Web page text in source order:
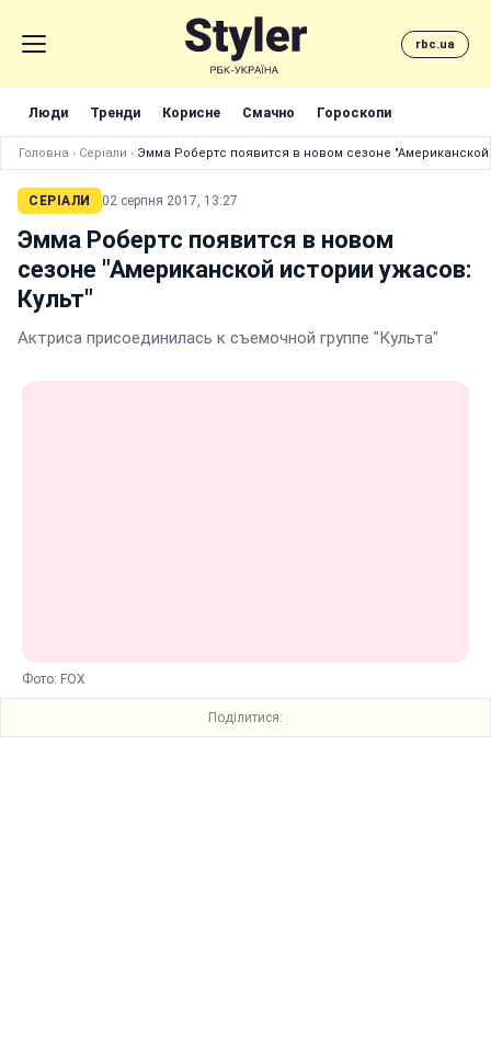
rbc.ua
Люди Тренди Корисне Смачно Гороскопи
Головна › Серіали › Эмма Робертс появится в новом сезоне "Американской
СЕРІАЛИ 02 серпня 2017, 13:27
Эмма Робертс появится в новом
сезоне "Американской истории ужасов:
Культ"
Актриса присоединилась к съемочной группе "Культа"
Фото: FOX
Поділитися: